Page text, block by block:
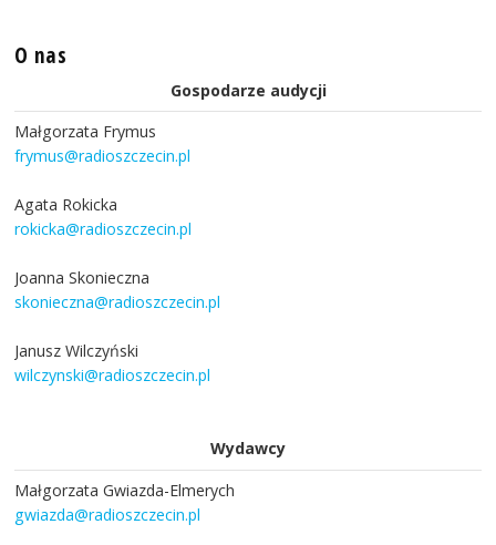
O nas
Gospodarze audycji
Małgorzata Frymus
frymus@radioszczecin.pl
Agata Rokicka
rokicka@radioszczecin.pl
Joanna Skonieczna
skonieczna@radioszczecin.pl
Janusz Wilczyński
wilczynski@radioszczecin.pl
Wydawcy
Małgorzata Gwiazda-Elmerych
gwiazda@radioszczecin.pl